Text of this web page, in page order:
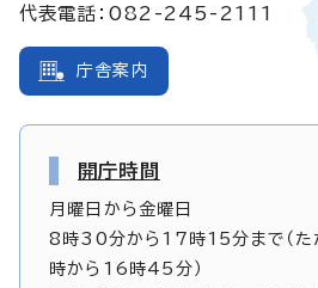
代表電話：082-245-2111
庁舎案内
開庁時間
月曜日から金曜日
8時30分から17時15分まで（た
時から16時45分）